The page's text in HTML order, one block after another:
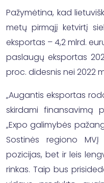
Pažymėtina, kad
metų pirmąjį ketvirtį
eksportas – 4,2 mlrd.
paslaugų eksportas
proc. didesnis nei 2022
„Augantis eksportas
skirdami finansavimą
„Expo galimybės
Sostinės regiono
pozicijas, bet ir leis
rinkas. Taip bus